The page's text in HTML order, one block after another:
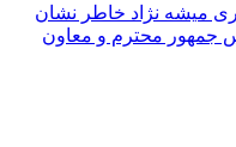
میشه نژاد خاطر نشان
جمهور محترم و معاون